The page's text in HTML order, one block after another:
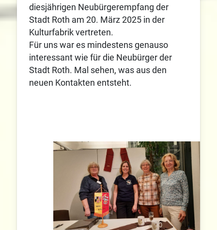
diesjährigen Neubürgerempfang der
Stadt Roth am 20. März 2025 in der
Kulturfabrik vertreten.
Für uns war es mindestens genauso
interessant wie für die Neubürger der
Stadt Roth. Mal sehen, was aus den
neuen Kontakten entsteht.